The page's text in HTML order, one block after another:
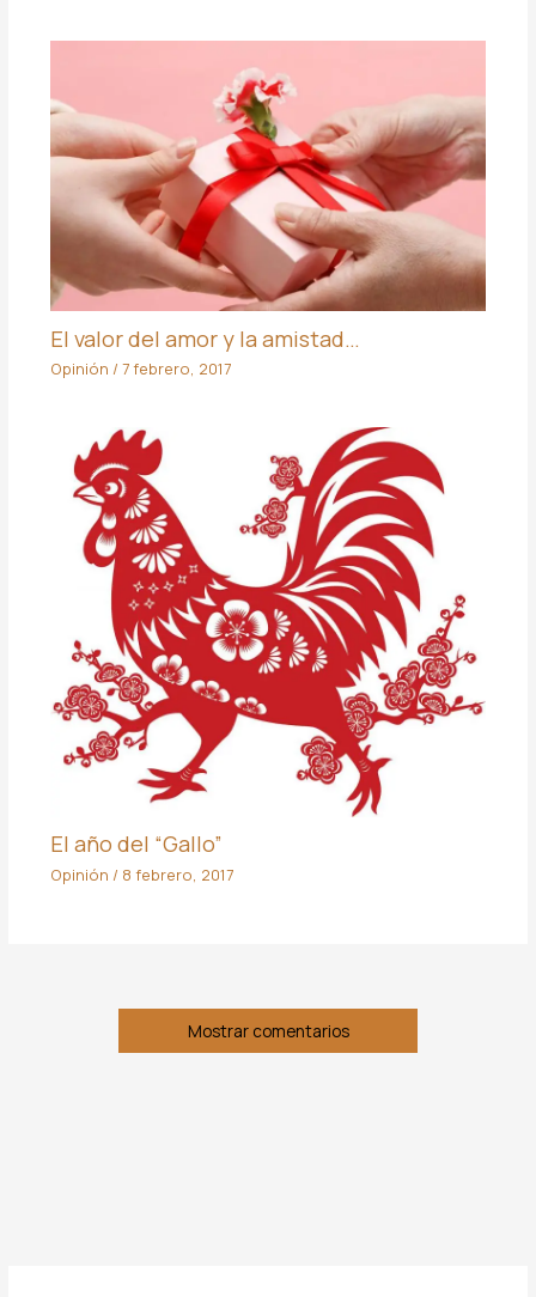
El valor del amor y la amistad…
Opinión / 7 febrero, 2017
El año del “Gallo”
Opinión / 8 febrero, 2017
Mostrar comentarios